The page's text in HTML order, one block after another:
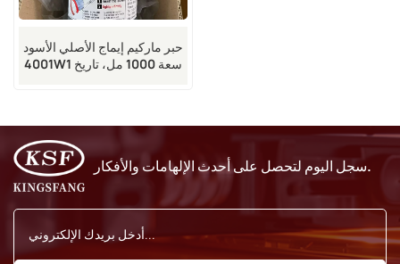
حبر ماركيم إيماج الأصلي الأسود
4001W1 سعة 1000 مل، تاريخ
سجل اليوم لتحصل على أحدث الإلهامات والأفكار.